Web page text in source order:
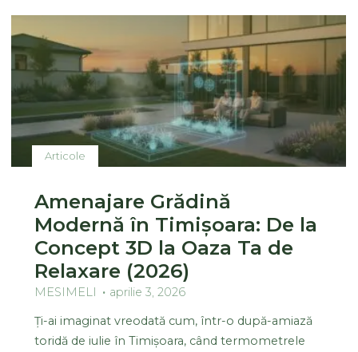
Articole
Amenajare Grădină
Modernă în Timișoara: De la
Concept 3D la Oaza Ta de
Relaxare (2026)
MESIMELI
aprilie 3, 2026
Ți-ai imaginat vreodată cum, într-o după-amiază
toridă de iulie în Timișoara, când termometrele